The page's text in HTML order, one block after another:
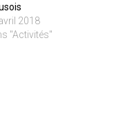
2018
"Activités"